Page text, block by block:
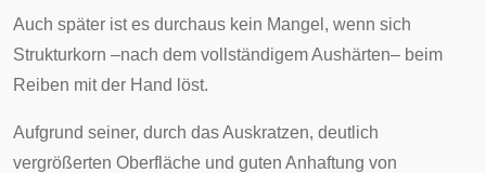
Auch später ist es durchaus kein Mangel, wenn sich
Strukturkorn –nach dem vollständigem Aushärten– beim
Reiben mit der Hand löst.
Aufgrund seiner, durch das Auskratzen, deutlich
vergrößerten Oberfläche und guten Anhaftung von